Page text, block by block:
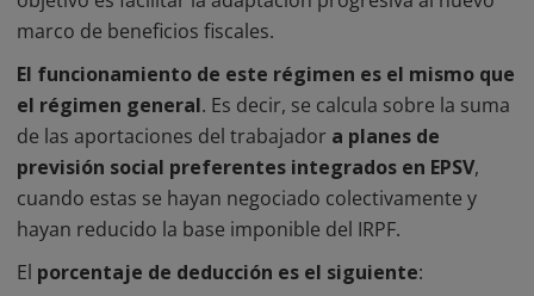
marco de beneficios fiscales.
El funcionamiento de este régimen es el mismo que
el régimen general. Es decir, se calcula sobre la suma
de las aportaciones del trabajador a planes de
previsión social preferentes integrados en EPSV,
cuando estas se hayan negociado colectivamente y
hayan reducido la base imponible del IRPF.
El porcentaje de deducción es el siguiente: